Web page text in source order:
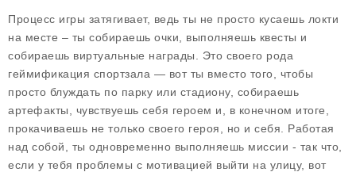
Процесс игры затягивает, ведь ты не просто кусаешь локти
на месте – ты собираешь очки, выполняешь квесты и
собираешь виртуальные награды. Это своего рода
геймификация спортзала — вот ты вместо того, чтобы
просто блуждать по парку или стадиону, собираешь
артефакты, чувствуешь себя героем и, в конечном итоге,
прокачиваешь не только своего героя, но и себя. Работая
над собой, ты одновременно выполняешь миссии - так что,
если у тебя проблемы с мотивацией выйти на улицу, вот